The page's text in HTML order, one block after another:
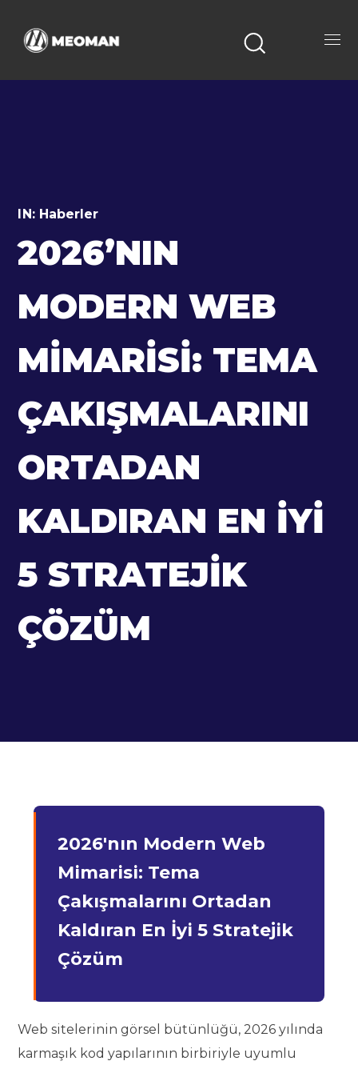
IN: Haberler
2026’NIN
MODERN WEB
MIMARISI: TEMA
ÇAKIŞMALARINI
ORTADAN
KALDIRAN EN İYI
5 STRATEJIK
ÇÖZÜM
2026'nın Modern Web
Mimarisi: Tema
Çakışmalarını Ortadan
Kaldıran En İyi 5 Stratejik
Çözüm
Web sitelerinin görsel bütünlüğü, 2026 yılında
karmaşık kod yapılarının birbiriyle uyumlu